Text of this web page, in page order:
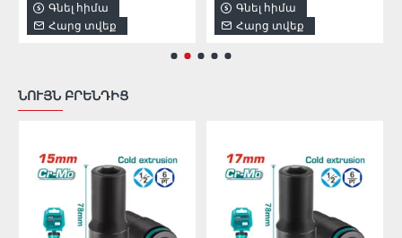
Գնել հիմա
Հարց տվեք
Գնել հիմա
Հարց տվեք
ՆՈՒՅՆ ԲՐԵՆԴԻՑ